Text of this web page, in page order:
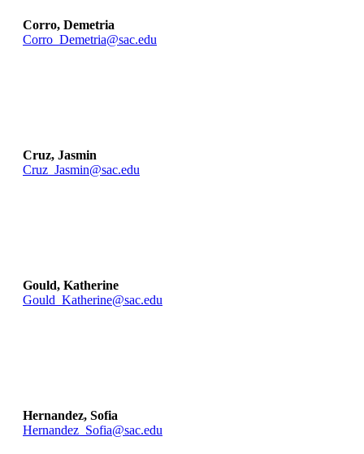
Corro, Demetria
Corro_Demetria@sac.edu
Cruz, Jasmin
Cruz_Jasmin@sac.edu
Gould, Katherine
Gould_Katherine@sac.edu
Hernandez, Sofia
Hernandez_Sofia@sac.edu